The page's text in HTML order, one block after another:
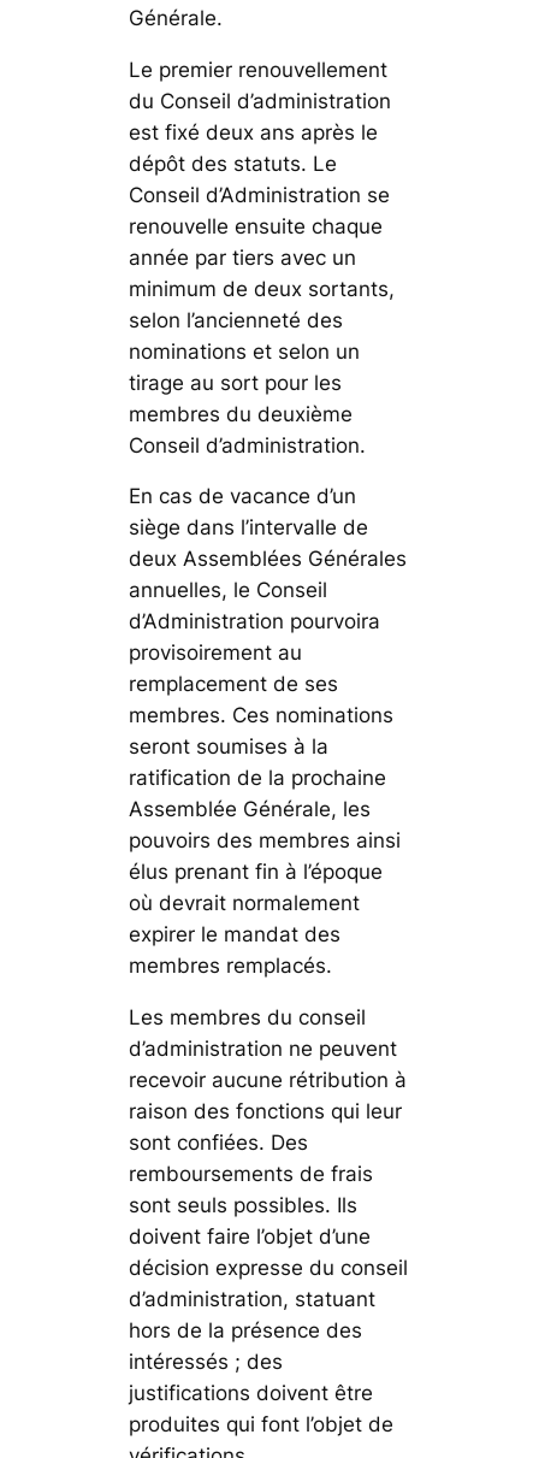
Générale.
Le premier renouvellement
du Conseil d’administration
est fixé deux ans après le
dépôt des statuts. Le
Conseil d’Administration se
renouvelle ensuite chaque
année par tiers avec un
minimum de deux sortants,
selon l’ancienneté des
nominations et selon un
tirage au sort pour les
membres du deuxième
Conseil d’administration.
En cas de vacance d’un
siège dans l’intervalle de
deux Assemblées Générales
annuelles, le Conseil
d’Administration pourvoira
provisoirement au
remplacement de ses
membres. Ces nominations
seront soumises à la
ratification de la prochaine
Assemblée Générale, les
pouvoirs des membres ainsi
élus prenant fin à l’époque
où devrait normalement
expirer le mandat des
membres remplacés.
Les membres du conseil
d’administration ne peuvent
recevoir aucune rétribution à
raison des fonctions qui leur
sont confiées. Des
remboursements de frais
sont seuls possibles. Ils
doivent faire l’objet d’une
décision expresse du conseil
d’administration, statuant
hors de la présence des
intéressés ; des
justifications doivent être
produites qui font l’objet de